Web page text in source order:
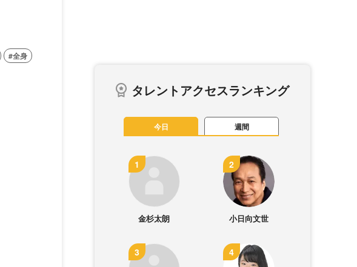
全身
タレントアクセスランキング
今日 週間
金杉太朗 小日向文世